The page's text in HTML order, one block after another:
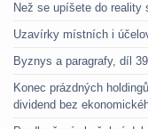
Než se upíšete do reality
Uzavírky místních i
Byznys a paragrafy, díl
Konec prázdných
dividend bez